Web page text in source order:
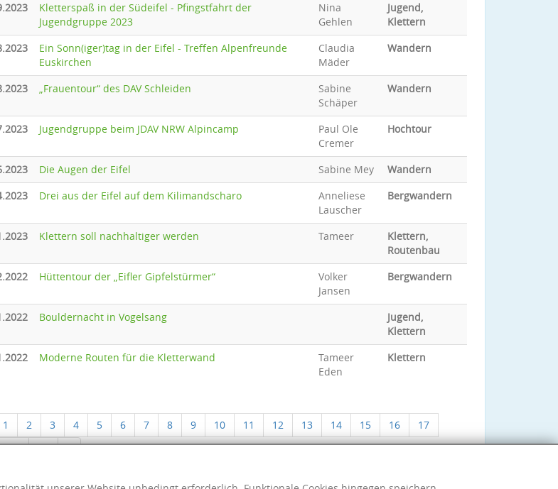
Kletterspaß in der Südeifel - Pfingstfahrt der
Jugendgruppe 2023
Nina
Gehlen
Jugend,
Klettern
Ein Sonn(iger)tag in der Eifel - Treffen Alpenfreunde
Euskirchen
Claudia
Mäder
Wandern
„Frauentour“ des DAV Schleiden
Sabine
Schäper
Wandern
Jugendgruppe beim JDAV NRW Alpincamp
Paul Ole
Cremer
Hochtour
Die Augen der Eifel Sabine Mey
Wandern
Drei aus der Eifel auf dem Kilimandscharo
Anneliese
Lauscher
Bergwandern
Klettern soll nachhaltiger werden Tameer
Klettern,
Routenbau
Hüttentour der „Eifler Gipfelstürmer“
Volker
Jansen
Bergwandern
Bouldernacht in Vogelsang
Jugend,
Klettern
Moderne Routen für die Kletterwand
Tameer
Eden
Klettern
1 2 3 4 5 6 7 8 9 10 11 12 13 14 15 16
17
19 20
»